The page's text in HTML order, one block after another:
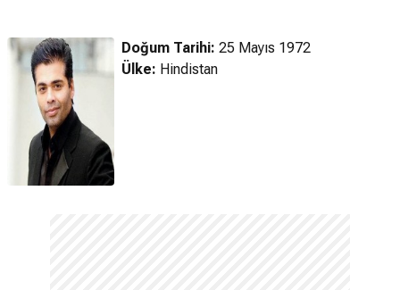
Doğum Tarihi: 25 Mayıs 1972
Ülke: Hindistan